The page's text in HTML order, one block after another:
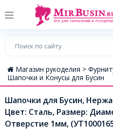
Магазин рукоделия >
Шапочки и Конусы для Бусин
Шапочки для Бусин,
Цвет: Сталь, Размер:
Отверстие 1мм,